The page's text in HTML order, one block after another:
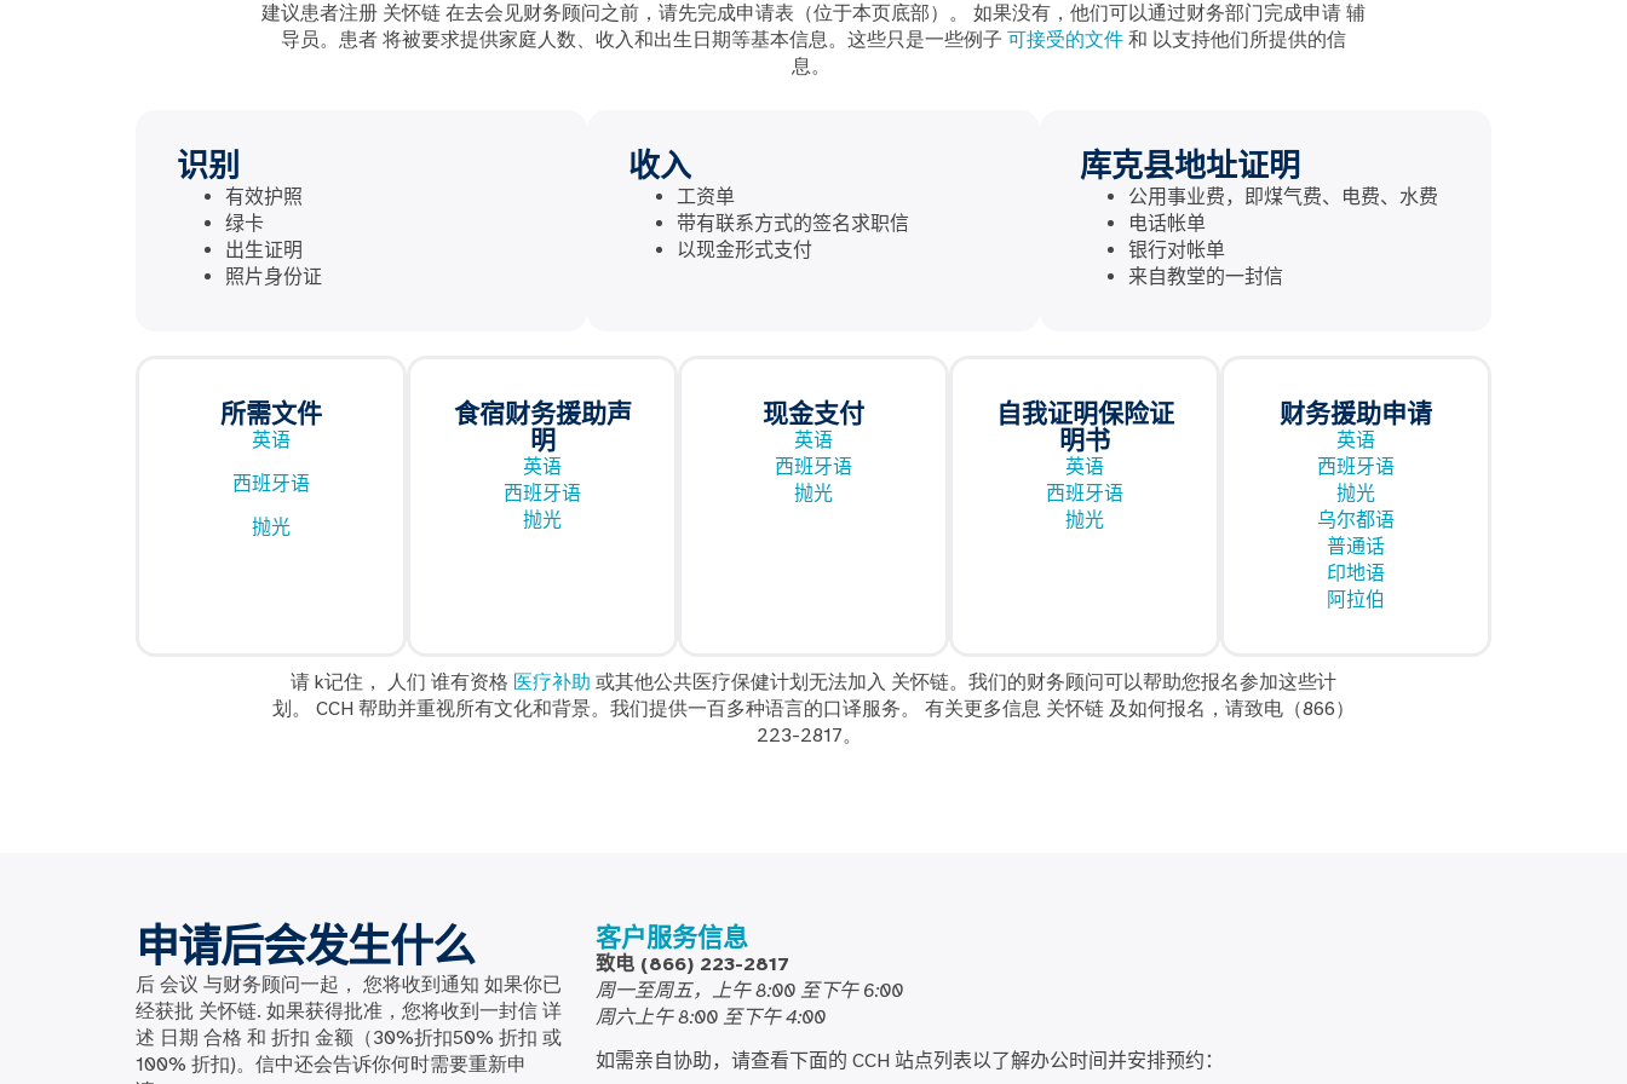
建议患者注册 关怀链 在去会见财务顾问之前，请先完成申请表（位于本页底部）。 如果没有，他们可以通过财务部门完成申请 辅
导员。患者 将被要求提供家庭人数、收入和出生日期等基本信息。这些只是一些例子 可接受的文件 和 以支持他们所提供的信
息。
识别​
有效护照
绿卡
出生证明
照片身份证
收入
工资单
带有联系方式的签名求职信
以现金形式支付
库克县地址证明
公用事业费，即煤气费、电费、水费
电话帐单
银行对帐单
来自教堂的一封信
所需文件
英语
西班牙语
抛光
食宿财务援助声
明
英语
西班牙语
抛光
现金支付
英语
西班牙语
抛光
自我证明保险证
明书
英语
西班牙语
抛光
财务援助申请
英语
西班牙语
抛光
乌尔都语
普通话
印地语
阿拉伯
请 k记住， 人们 谁有资格 医疗补助 或其他公共医疗保健计划无法加入 关怀链。我们的财务顾问可以帮助您报名参加这些计
划。
CCH 帮助并重视所有文化和背景。我们提供一百多种语言的口译服务。 有关更多信息 关怀链 及如何报名，请致电（866）
223-2817。
申请后会发生什么
后 会议 与财务顾问一起， 您将收到通知 如果你已
经获批 关怀链. 如果获得批准，您将收到一封信 详
述 日期 合格 和 折扣 金额（30%折扣50% 折扣 或
100% 折扣)。信中还会告诉你何时需要重新申
客户服务信息
致电 (866) 223-2817
周一至周五，上午 8:00 至下午 6:00
周六上午 8:00 至下午 4:00
如需亲自协助， 请查看下面的 CCH 站点列表以了解办公时间并安排预约：